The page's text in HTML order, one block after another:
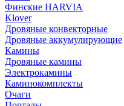
Финские HARVIA
Klover
Дровяные конвекторные
Дровяные аккумулирующие
Камины
Дровяные камины
Электрокамины
Каминокомплекты
Очаги